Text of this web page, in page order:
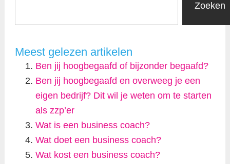
Zoeken
Meest gelezen artikelen
Ben jij hoogbegaafd of bijzonder begaafd?
Ben jij hoogbegaafd en overweeg je een
eigen bedrijf? Dit wil je weten om te starten
als zzp’er
Wat is een business coach?
Wat doet een business coach?
Wat kost een business coach?